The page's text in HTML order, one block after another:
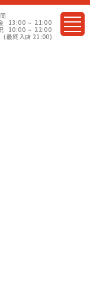
13:00 ～ 21:00
10:00 ～ 22:00
(最終入店 21:00)